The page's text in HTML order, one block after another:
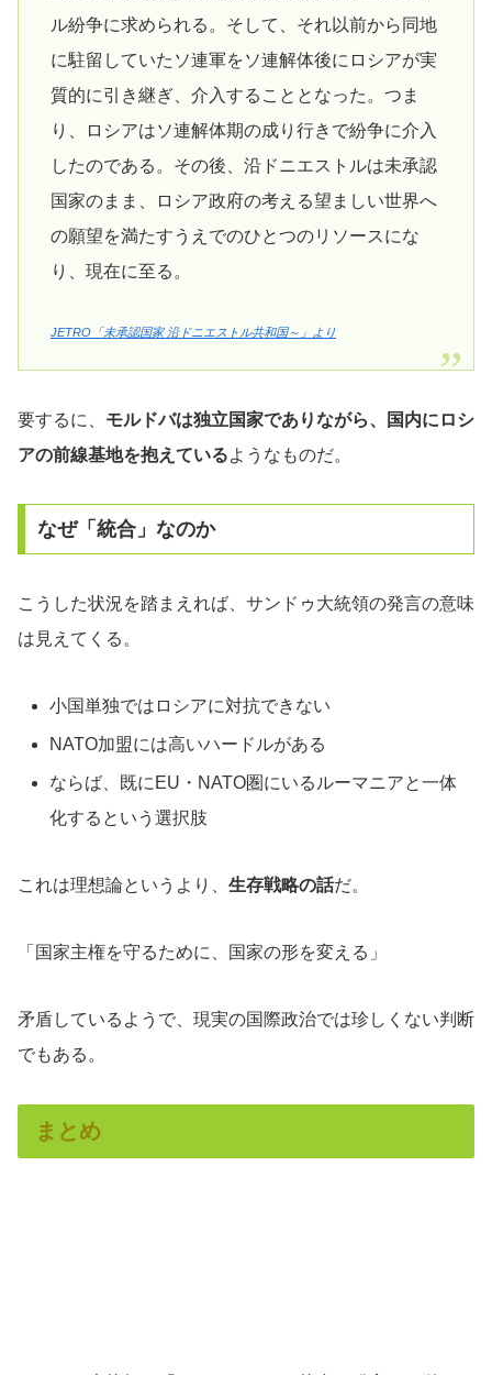
ル紛争に求められる。そして、それ以前から同地
に駐留していたソ連軍をソ連解体後にロシアが実
質的に引き継ぎ、介入することとなった。つま
り、ロシアはソ連解体期の成り行きで紛争に介入
したのである。その後、沿ドニエストルは未承認
国家のまま、ロシア政府の考える望ましい世界へ
の願望を満たすうえでのひとつのリソースにな
り、現在に至る。
JETRO「未承認国家 沿ドニエストル共和国～」より
要するに、 モルドバは独立国家でありながら、国内にロシ
アの前線基地を抱えているようなものだ。
なぜ「統合」なのか
こうした状況を踏まえれば、サンドゥ大統領の発言の意味
は見えてくる。
小国単独ではロシアに対抗できない
NATO加盟には高いハードルがある
ならば、既にEU・NATO圏にいるルーマニアと一体
化するという選択肢
これは理想論というより、 生存戦略の話だ。
「国家主権を守るために、国家の形を変える」
矛盾しているようで、現実の国際政治では珍しくない判断
でもある。
まとめ